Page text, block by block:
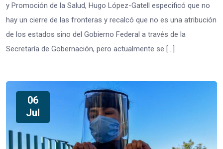
y Promoción de la Salud, Hugo López-Gatell especificó que no
hay un cierre de las fronteras y recalcó que no es una atribución
de los estados sino del Gobierno Federal a través de la
Secretaría de Gobernación, pero actualmente se […]
06
Jul